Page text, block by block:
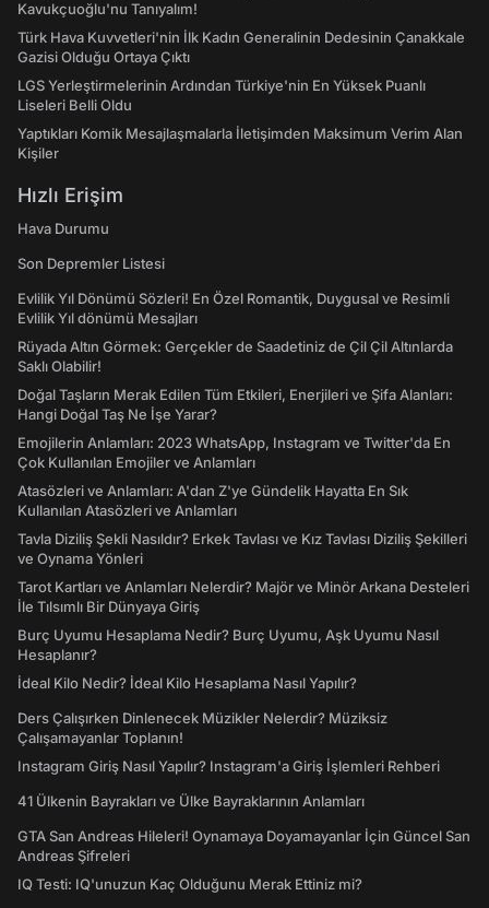
Kavukçuoğlu'nu Tanıyalım!
Türk Hava Kuvvetleri'nin İlk Kadın Generalinin Dedesinin Çanakkale
Gazisi Olduğu Ortaya Çıktı
LGS Yerleştirmelerinin Ardından Türkiye'nin En Yüksek Puanlı
Liseleri Belli Oldu
Yaptıkları Komik Mesajlaşmalarla İletişimden Maksimum Verim Alan
Kişiler
Hızlı Erişim
Hava Durumu
Son Depremler Listesi
Evlilik Yıl Dönümü Sözleri! En Özel Romantik, Duygusal ve Resimli
Evlilik Yıl dönümü Mesajları
Rüyada Altın Görmek: Gerçekler de Saadetiniz de Çil Çil Altınlarda
Saklı Olabilir!
Doğal Taşların Merak Edilen Tüm Etkileri, Enerjileri ve Şifa Alanları:
Hangi Doğal Taş Ne İşe Yarar?
Emojilerin Anlamları: 2023 WhatsApp, Instagram ve Twitter'da En
Çok Kullanılan Emojiler ve Anlamları
Atasözleri ve Anlamları: A'dan Z'ye Gündelik Hayatta En Sık
Kullanılan Atasözleri ve Anlamları
Tavla Diziliş Şekli Nasıldır? Erkek Tavlası ve Kız Tavlası Diziliş Şekilleri
ve Oynama Yönleri
Tarot Kartları ve Anlamları Nelerdir? Majör ve Minör Arkana Desteleri
İle Tılsımlı Bir Dünyaya Giriş
Burç Uyumu Hesaplama Nedir? Burç Uyumu, Aşk Uyumu Nasıl
Hesaplanır?
İdeal Kilo Nedir? İdeal Kilo Hesaplama Nasıl Yapılır?
Ders Çalışırken Dinlenecek Müzikler Nelerdir? Müziksiz
Çalışamayanlar Toplanın!
Instagram Giriş Nasıl Yapılır? Instagram'a Giriş İşlemleri Rehberi
41 Ülkenin Bayrakları ve Ülke Bayraklarının Anlamları
GTA San Andreas Hileleri! Oynamaya Doyamayanlar İçin Güncel San
Andreas Şifreleri
IQ Testi: IQ'unuzun Kaç Olduğunu Merak Ettiniz mi?